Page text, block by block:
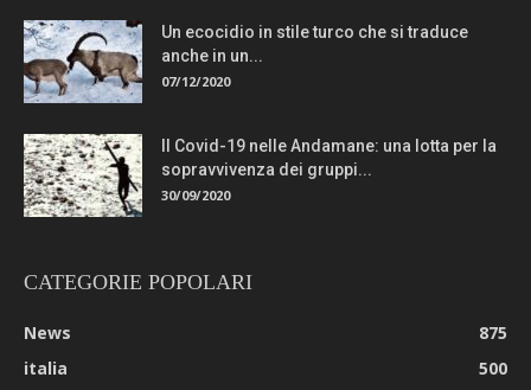
Un ecocidio in stile turco che si traduce
anche in un...
07/12/2020
Il Covid-19 nelle Andamane: una lotta per la
sopravvivenza dei gruppi...
30/09/2020
CATEGORIE POPOLARI
News
875
italia
500